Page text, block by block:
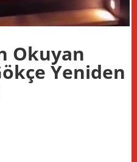
Okuyan
Yeniden